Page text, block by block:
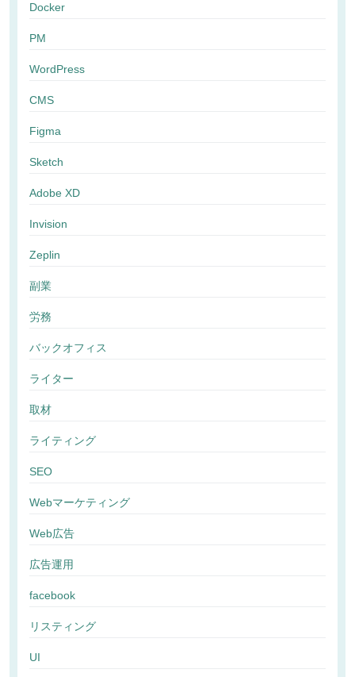
Docker
PM
WordPress
CMS
Figma
Sketch
Adobe XD
Invision
Zeplin
副業
労務
バックオフィス
ライター
取材
ライティング
SEO
Webマーケティング
Web広告
広告運用
facebook
リスティング
UI